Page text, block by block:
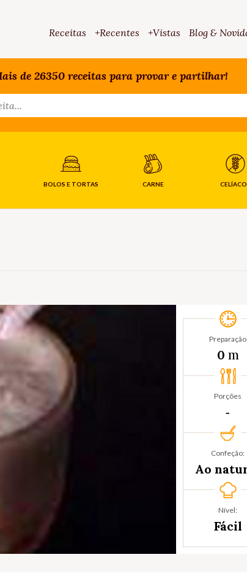
Receitas +Recentes +Vistas Blog &
de 26350 receitas para provar e partilhar!
BOLOS E TORTAS CARNE
Preparação
0 m
Porções
‐
Confeção:
Ao
Nível:
Fácil